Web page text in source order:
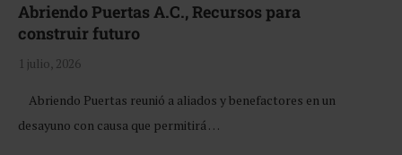
Abriendo Puertas A.C., Recursos para
construir futuro
1 julio, 2026
Abriendo Puertas reunió a aliados y benefactores en un
desayuno con causa que permitirá …